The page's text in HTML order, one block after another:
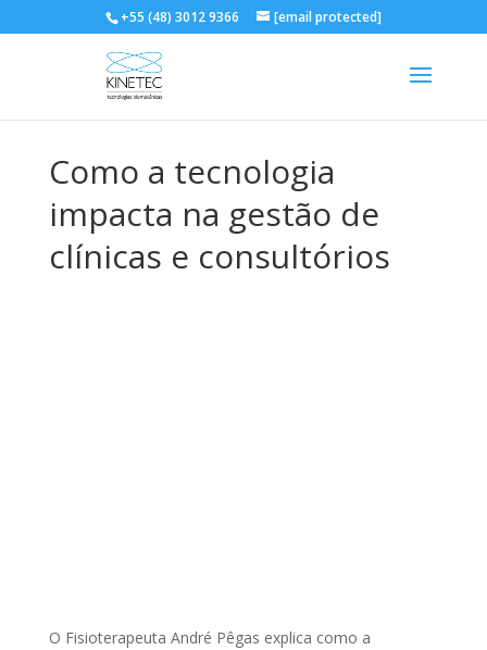
+55 (48) 3012 9366 [email protected]
Como a tecnologia
impacta na gestão de
clínicas e consultórios
O Fisioterapeuta André Pêgas explica como a